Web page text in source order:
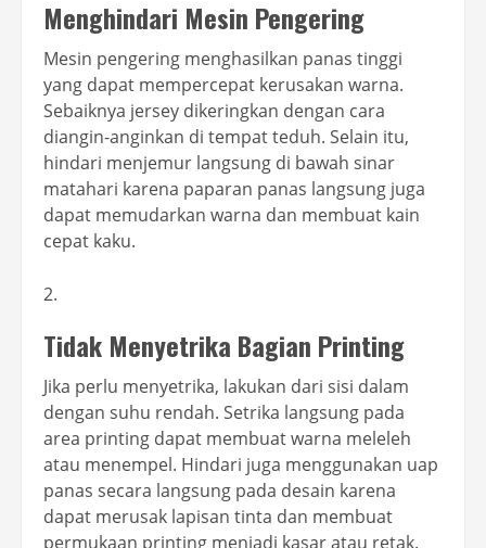
Menghindari Mesin Pengering
Mesin pengering menghasilkan panas tinggi
yang dapat mempercepat kerusakan warna.
Sebaiknya jersey dikeringkan dengan cara
diangin-anginkan di tempat teduh. Selain itu,
hindari menjemur langsung di bawah sinar
matahari karena paparan panas langsung juga
dapat memudarkan warna dan membuat kain
cepat kaku.
Tidak Menyetrika Bagian Printing
Jika perlu menyetrika, lakukan dari sisi dalam
dengan suhu rendah. Setrika langsung pada
area printing dapat membuat warna meleleh
atau menempel. Hindari juga menggunakan uap
panas secara langsung pada desain karena
dapat merusak lapisan tinta dan membuat
permukaan printing menjadi kasar atau retak.